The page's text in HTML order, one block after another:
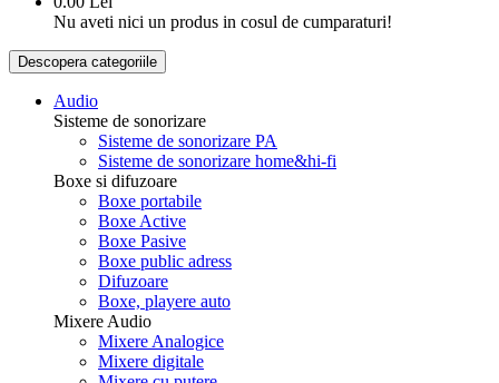
Nu aveti nici un produs in cosul de cumparaturi!
Descopera categoriile
Audio
Sisteme de sonorizare
Sisteme de sonorizare PA
Sisteme de sonorizare home&hi-fi
Boxe si difuzoare
Boxe portabile
Boxe Active
Boxe Pasive
Boxe public adress
Difuzoare
Boxe, playere auto
Mixere Audio
Mixere Analogice
Mixere digitale